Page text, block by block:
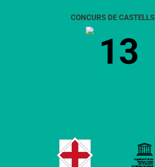
CONCURS DE CASTELLS
13